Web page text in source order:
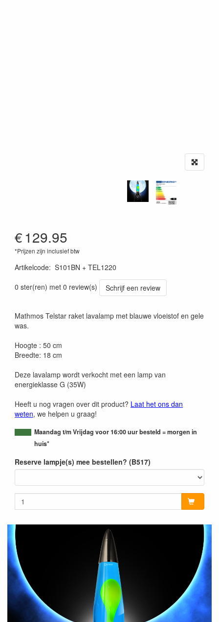
€129.95
*Prijzen zijn inclusief btw
Artikelcode: S101BN + TEL1220
0 ster(ren) met 0 review(s)
Schrijf een review
Mathmos Telstar raket lavalamp met blauwe vloeistof en gele
was.
Hoogte : 50 cm
Breedte: 18 cm
Deze lavalamp wordt verkocht met een lamp van
energieklasse G (35W)
Heeft u nog vragen over dit product? Laat het ons dan
weten, we helpen u graag!
Maandag t/m Vrijdag voor 16:00 uur besteld = morgen in
huis*
Reserve lampje(s) mee bestellen? (B517)